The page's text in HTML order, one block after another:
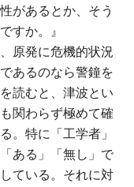
があるとか、そう
すか。』
原発に危機的状況
あるのなら警鐘を
読むと、津波とい
関わらず極めて確
。特に「工学者」
ある」「無し」で
ている。それに対